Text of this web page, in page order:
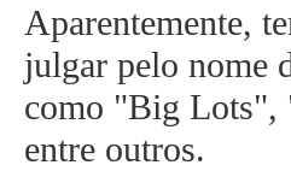
Aparentemente,
julgar pelo nome
como "Big Lots",
entre outros.